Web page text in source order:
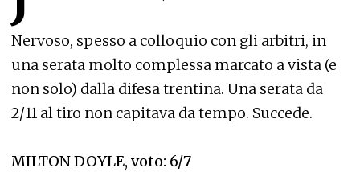
Nervoso, spesso a colloquio con gli arbitri, in
una serata molto complessa marcato a vista (e
non solo) dalla difesa trentina. Una serata da
2/11 al tiro non capitava da tempo. Succede.
MILTON DOYLE, voto: 6/7